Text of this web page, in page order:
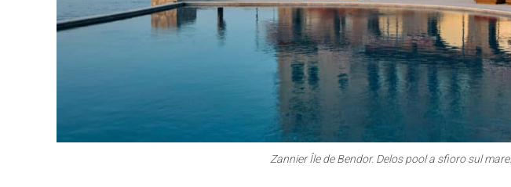
Zannier Île de Bendor. Delos pool a sfioro sul mare.